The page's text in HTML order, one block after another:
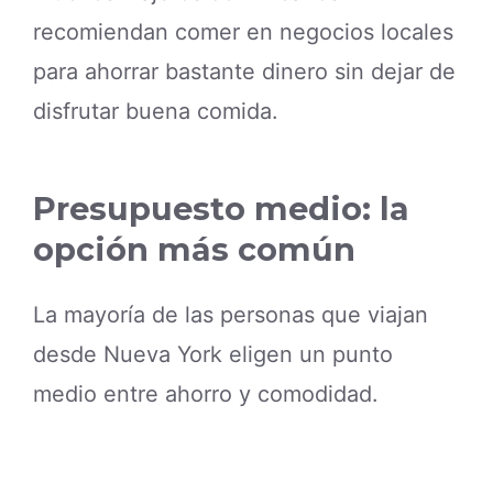
recomiendan comer en negocios locales
para ahorrar bastante dinero sin dejar de
disfrutar buena comida.
Presupuesto medio: la
opción más común
La mayoría de las personas que viajan
desde Nueva York eligen un punto
medio entre ahorro y comodidad.